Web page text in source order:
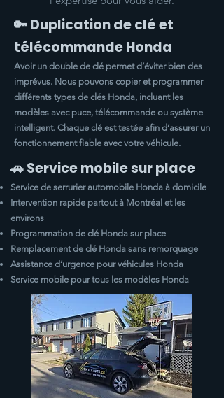
🔑 Duplication de clé et
télécommande Honda
Avoir un double de clé permet d’éviter bien des
imprévus. Nous pouvons copier et programmer
différents types de clés Honda, incluant les
modèles avec puce, télécommande ou système
intelligent. Chaque clé est testée afin d’assurer un
fonctionnement fiable avec votre véhicule.
🚗 Service mobile sur place
Service de serrurier automobile Honda à domicile
Intervention rapide partout à Montréal et les
environs
Programmation de clé Honda sur place
Remplacement de clé Honda sans remorquage
Assistance d’urgence pour véhicules Honda
Service mobile pour tous les modèles Honda